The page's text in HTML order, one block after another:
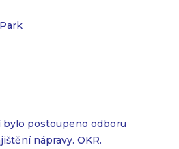
bylo postoupeno odboru
nápravy. OKR.